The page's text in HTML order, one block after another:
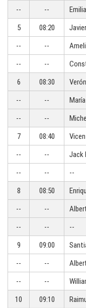
--
--
5
08:20
--
--
--
--
6
08:30
--
--
--
--
7
08:40
--
-- Jack
--
-- --
8
08:50
--
--
--
-- --
9
09:00
--
--
--
--
10
09:10